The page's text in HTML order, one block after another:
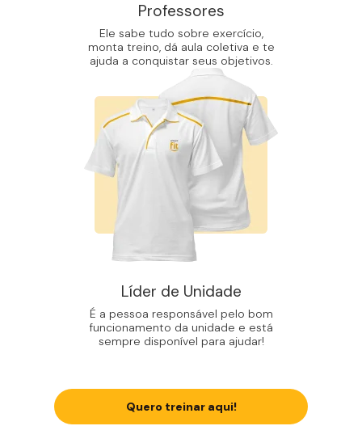
Professores
Ele sabe tudo sobre exercício,
monta treino, dá aula coletiva e te
ajuda a conquistar seus objetivos.
Líder de Unidade
É a pessoa responsável pelo bom
funcionamento da unidade e está
sempre disponível para ajudar!
Quero treinar aqui!